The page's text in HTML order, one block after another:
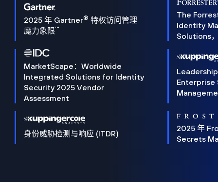
2025 年 Gartner® 特权访问管理
魔力象限™
The
Identity
Solutions
MarketScape：Worldwide
Integrated Solutions for Identity
Security 2025 Vendor
Assessment
Enterprise
身份威胁检测与响应 (ITDR)
2025 年
Secrets